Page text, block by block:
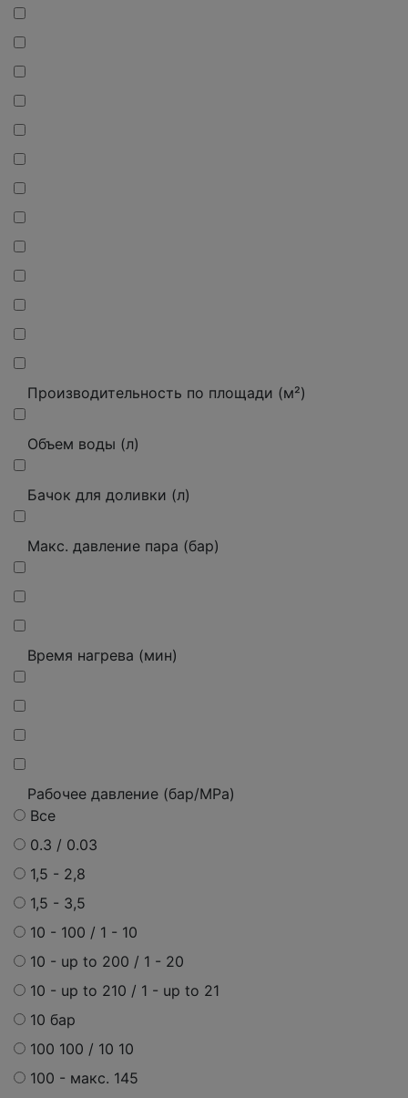
Производительность по площади (м²)
Объем воды (л)
Бачок для доливки (л)
Макс. давление пара (бар)
Время нагрева (мин)
Рабочее давление (бар/MPa)
Все
0.3 / 0.03
1,5 - 2,8
1,5 - 3,5
10 - 100 / 1 - 10
10 - up to 200 / 1 - 20
10 - up to 210 / 1 - up to 21
10 бар
100 100 / 10 10
100 - макс. 145